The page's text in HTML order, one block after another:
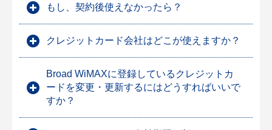
もし、契約後使えなかったら？
クレジットカード会社はどこが使えますか？
Broad WiMAXに登録しているクレジットカ
ードを変更・更新するにはどうすればいいで
すか？